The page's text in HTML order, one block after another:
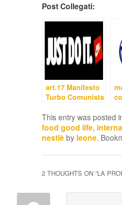
Post Collegati:
art.17 Manifesto
Turbo Comunista
This entry was posted
food good life,
nestlèby leone.
2 THOUGHTS ON “LA